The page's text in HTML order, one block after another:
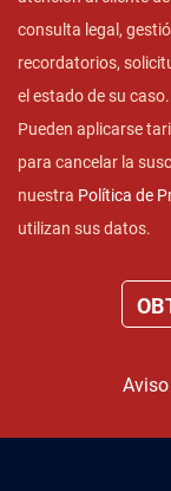
consulta legal,
recordatorios,
el estado de su
Pueden aplicarse
para cancelar la
nuestra Política de
utilizan sus datos.